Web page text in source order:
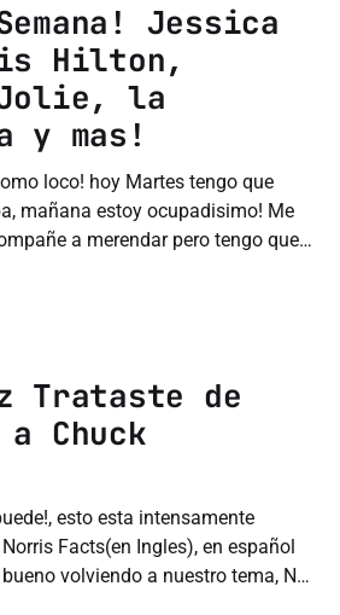
Jessica
Hilton,
Jolie, la
y mas!
loco! hoy Martes tengo que
mañana estoy ocupadisimo! Me
a merendar pero tengo que
Trataste de
Chuck
esto esta intensamente
Facts(en Ingles), en español
volviendo a nuestro tema, No